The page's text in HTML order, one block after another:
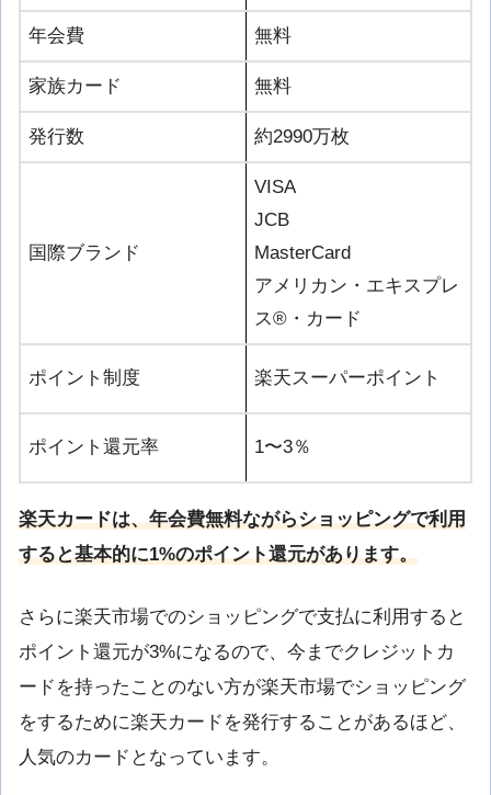
年会費 無料
家族カード 無料
発行数 約2990万枚
国際ブランド
VISA
JCB
MasterCard
アメリカン・エキスプレ
ス®︎・カード
ポイント制度 楽天スーパーポイント
ポイント還元率 1〜3％
楽天カードは、年会費無料ながらショッピングで利用
すると基本的に1%のポイント還元があります。
さらに楽天市場でのショッピングで支払に利用すると
ポイント還元が3%になるので、今までクレジットカ
ードを持ったことのない方が楽天市場でショッピング
をするために楽天カードを発行することがあるほど、
人気のカードとなっています。